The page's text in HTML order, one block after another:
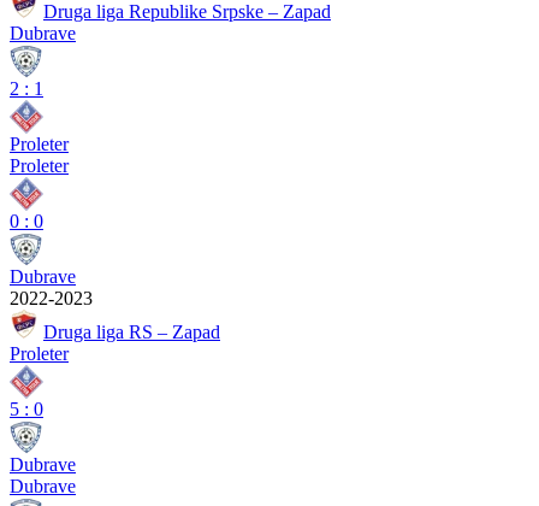
Druga liga Republike Srpske – Zapad
Dubrave
2 : 1
Proleter
Proleter
0 : 0
Dubrave
2022-2023
Druga liga RS – Zapad
Proleter
5 : 0
Dubrave
Dubrave